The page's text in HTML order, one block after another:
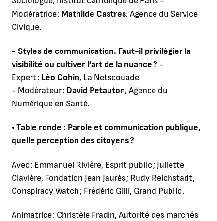
Modératrice : Mathilde Castres, Agence du Service
Civique.
- Styles de communication. Faut-il privilégier la
visibilité ou cultiver l'art de la nuance ? -
Expert : Léo Cohin, La Netscouade
- Modérateur : David Petauton, Agence du
Numérique en Santé.
• Table ronde : Parole et communication publique,
quelle perception des citoyens ?
Avec : Emmanuel Rivière, Esprit public ; Juliette
Clavière, Fondation Jean Jaurès ; Rudy Reichstadt,
Conspiracy Watch ; Frédéric Gilli, Grand Public.
Animatrice : Christèle Fradin, Autorité des marchés